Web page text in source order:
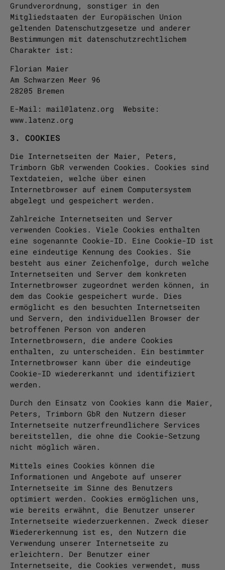
Grundverordnung, sonstiger in den
Mitgliedstaaten der Europäischen Union
geltenden Datenschutzgesetze und anderer
Bestimmungen mit datenschutzrechtlichem
Charakter ist:
Florian Maier
Am Schwarzen Meer 96
28205 Bremen
E-Mail: mail@latenz.org Website:
www.latenz.org
3. COOKIES
Die Internetseiten der Maier, Peters,
Trimborn GbR verwenden Cookies. Cookies sind
Textdateien, welche über einen
Internetbrowser auf einem Computersystem
abgelegt und gespeichert werden.
Zahlreiche Internetseiten und Server
verwenden Cookies. Viele Cookies enthalten
eine sogenannte Cookie-ID. Eine Cookie-ID ist
eine eindeutige Kennung des Cookies. Sie
besteht aus einer Zeichenfolge, durch welche
Internetseiten und Server dem konkreten
Internetbrowser zugeordnet werden können, in
dem das Cookie gespeichert wurde. Dies
ermöglicht es den besuchten Internetseiten
und Servern, den individuellen Browser der
betroffenen Person von anderen
Internetbrowsern, die andere Cookies
enthalten, zu unterscheiden. Ein bestimmter
Internetbrowser kann über die eindeutige
Cookie-ID wiedererkannt und identifiziert
werden.
Durch den Einsatz von Cookies kann die Maier,
Peters, Trimborn GbR den Nutzern dieser
Internetseite nutzerfreundlichere Services
bereitstellen, die ohne die Cookie-Setzung
nicht möglich wären.
Mittels eines Cookies können die
Informationen und Angebote auf unserer
Internetseite im Sinne des Benutzers
optimiert werden. Cookies ermöglichen uns,
wie bereits erwähnt, die Benutzer unserer
Internetseite wiederzuerkennen. Zweck dieser
Wiedererkennung ist es, den Nutzern die
Verwendung unserer Internetseite zu
erleichtern. Der Benutzer einer
Internetseite, die Cookies verwendet, muss